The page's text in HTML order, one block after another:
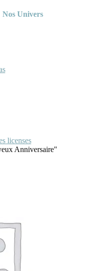
Nos Univers
licenses
Anniversaire"